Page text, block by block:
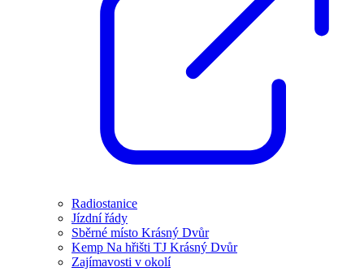
Radiostanice
Jízdní řády
Sběrné místo Krásný Dvůr
Kemp Na hřišti TJ Krásný Dvůr
Zajímavosti v okolí